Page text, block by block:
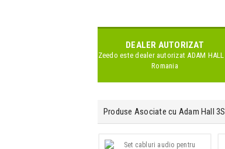
DEALER AUTORIZAT
Zeedo este dealer autorizatADAM HALL
Romania
Produse Asociate cu Adam Hall